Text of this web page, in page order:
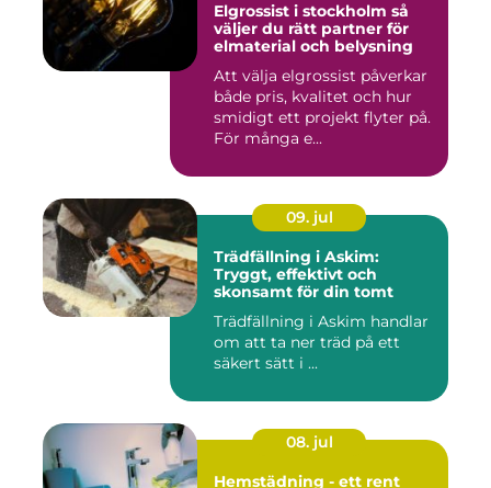
Elgrossist i stockholm så
väljer du rätt partner för
elmaterial och belysning
Att välja elgrossist påverkar
både pris, kvalitet och hur
smidigt ett projekt flyter på.
För många e...
09. jul
Trädfällning i Askim:
Tryggt, effektivt och
skonsamt för din tomt
Trädfällning i Askim handlar
om att ta ner träd på ett
säkert sätt i ...
08. jul
Hemstädning - ett rent